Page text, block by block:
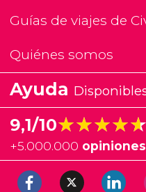
Guías de viajes de
Quiénes somos
Ayuda
9,1/10★★★★★
★★★★★
+5.000.000